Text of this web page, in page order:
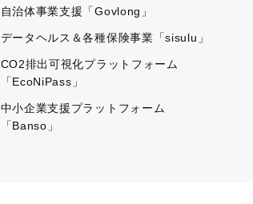
自治体事業支援「Govlong」
データヘルス＆各種保険事業「sisulu」
CO2排出可視化プラットフォーム
「EcoNiPass」
中小企業支援プラットフォーム
「Banso」